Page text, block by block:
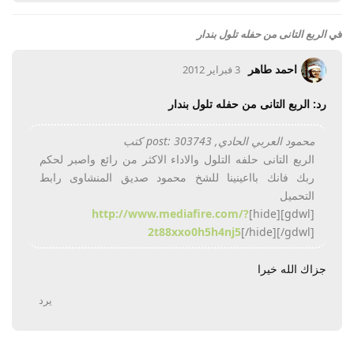
فيالربع التانى من حفله تلول بندار
احمد طاهر 3 فبراير 2012
رد: الربع التانى من حفله تلول بندار
محمود العربي الحادي, post: 303743 كتب
الربع التانى حلفه التلول والاداء الاكثر من رائع واصبر لحكم
ربك فانك بااعينينا للشخ محمود صديق المنشاوى رابط
التحميل
[gdwl][hide]
http://www.mediafire.com/?
2t88xxo0h5h4nj5[/hide][/gdwl]
جزاك الله خيرا
يرد